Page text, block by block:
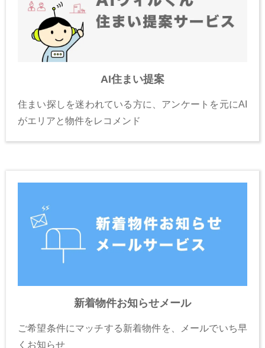
AI住まい提案
住まい探しを迷われている方に、アンケートを元にAI
がエリアと物件をレコメンド
新着物件お知らせメール
ご希望条件にマッチする新着物件を、メールでいち早
くお知らせ